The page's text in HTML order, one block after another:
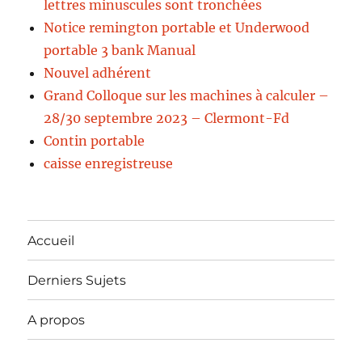
lettres minuscules sont tronchées
Notice remington portable et Underwood
portable 3 bank Manual
Nouvel adhérent
Grand Colloque sur les machines à calculer –
28/30 septembre 2023 – Clermont-Fd
Contin portable
caisse enregistreuse
Accueil
Derniers Sujets
A propos